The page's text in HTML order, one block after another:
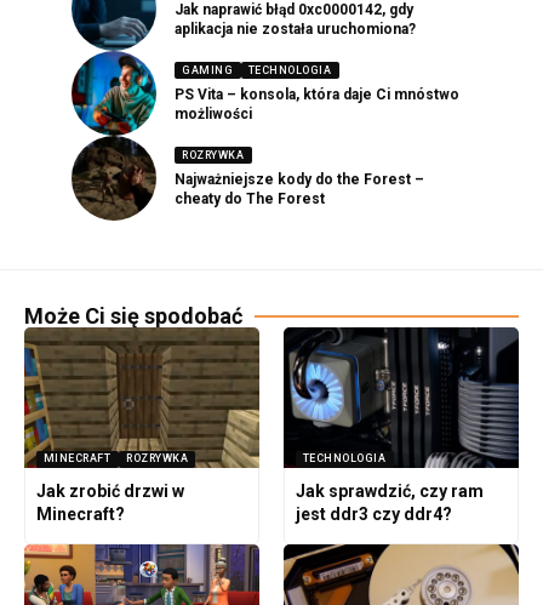
Jak naprawić błąd 0xc0000142, gdy
aplikacja nie została uruchomiona?
GAMING TECHNOLOGIA
PS Vita – konsola, która daje Ci mnóstwo
możliwości
ROZRYWKA
Najważniejsze kody do the Forest –
cheaty do The Forest
Może Ci się spodobać
MINECRAFT ROZRYWKA
Jak zrobić drzwi w
Minecraft?
TECHNOLOGIA
Jak sprawdzić, czy ram
jest ddr3 czy ddr4?